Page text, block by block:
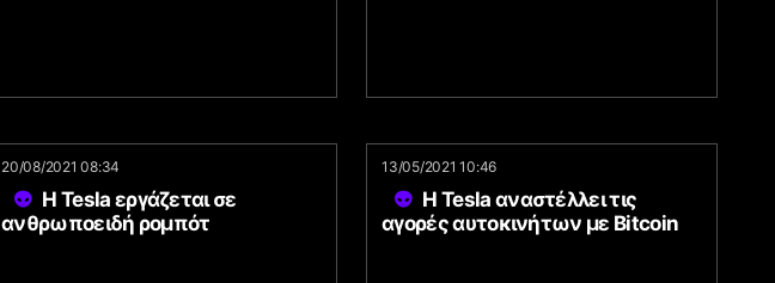
20/08/2021 08:34
Η Tesla εργάζεται σε
ανθρωποειδή ρομπότ
13/05/2021 10:46
Η Tesla αναστέλλει τις
αγορές αυτοκινήτων με Bitcoin